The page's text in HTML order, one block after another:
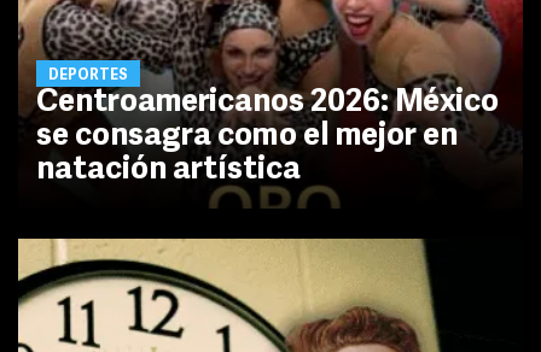
DEPORTES
Centroamericanos 2026: México
se consagra como el mejor en
natación artística